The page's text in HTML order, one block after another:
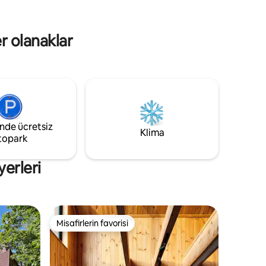
olanaklar
ücretsiz
Klima
Misafirlerin favorisi
Misafirlerin favorisi